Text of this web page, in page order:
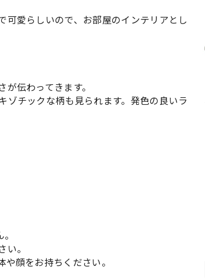
可愛らしいので、お部屋のインテリアとし
伝わってきます。
ゾチックな柄も見られます。発色の良いラ
。
顔をお持ちください。